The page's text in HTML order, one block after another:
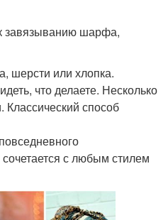
завязыванию шарфа,
шерсти или хлопка.
что делаете. Несколько
Классический способ
с любым стилем